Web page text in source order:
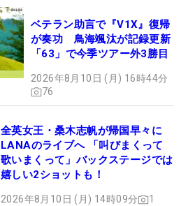
ベテラン助言で『V1X』復帰
が奏功 鳥海颯汰が記録更新
「63」で今季ツアー外3勝目
2026年8月10日 (月) 16時44分
76
全英女王・桑木志帆が帰国早々に
LANAのライブへ 「叫びまくって
歌いまくって」バックステージでは
嬉しい2ショットも！
2026年8月10日 (月) 14時09分 1